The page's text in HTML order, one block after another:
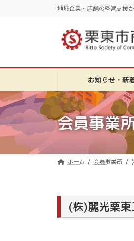
へ
ッ
プ
ョ
移
動
地域企業・店舗の経営支援
お知らせ・新
会員事業
ホーム 会員事業所
(株)麗光栗東